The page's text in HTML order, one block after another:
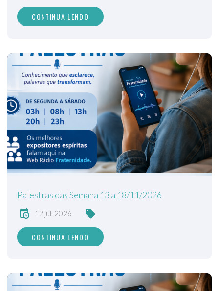
CONTINUA LENDO
Palestras das Semana 13 a 18/11/2026
12 jul, 2026
CONTINUA LENDO